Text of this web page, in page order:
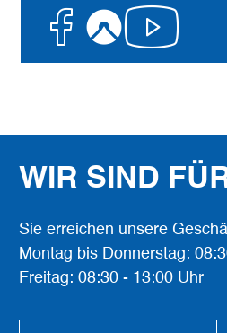
Facebook
KomootYoutube
WIR SIND
Sie erreichen unsere
Montag bis Donnerstag:
Freitag: 08:30 - 13:00 Uhr